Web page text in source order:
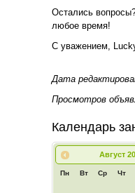
Остались
любое время!
С уважением,
Дата
Просмотров
Календарь
Август
Пн Вт Ср Чт